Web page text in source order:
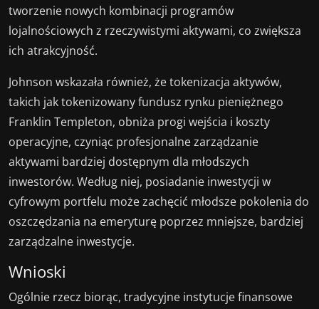
tworzenie nowych kombinacji programów
lojalnościowych z rzeczywistymi aktywami, co zwiększa
ich atrakcyjność.
Johnson wskazała również, że tokenizacja aktywów,
takich jak tokenizowany fundusz rynku pieniężnego
Franklin Templeton, obniża progi wejścia i koszty
operacyjne, czyniąc profesjonalne zarządzanie
aktywami bardziej dostępnym dla młodszych
inwestorów. Według niej, posiadanie inwestycji w
cyfrowym portfelu może zachęcić młodsze pokolenia do
oszczędzania na emeryturę poprzez mniejsze, bardziej
zarządzalne inwestycje.
Wnioski
Ogólnie rzecz biorąc, tradycyjne instytucje finansowe